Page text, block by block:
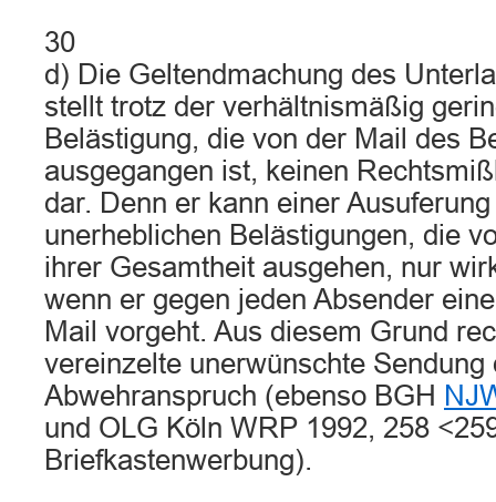
30
d) Die Geltendmachung des
stellt trotz der verhältnismäßig
Belästigung, die von der Mail des
ausgegangen ist, keinen
dar. Denn er kann einer
unerheblichen Belästigungen, die
ihrer Gesamtheit ausgehen, nur
wenn er gegen jeden Absender
Mail vorgeht. Aus diesem Grund
vereinzelte unerwünschte Sendung
Abwehranspruch (ebenso BGH
und OLG Köln WRP 1992, 258
Briefkastenwerbung).